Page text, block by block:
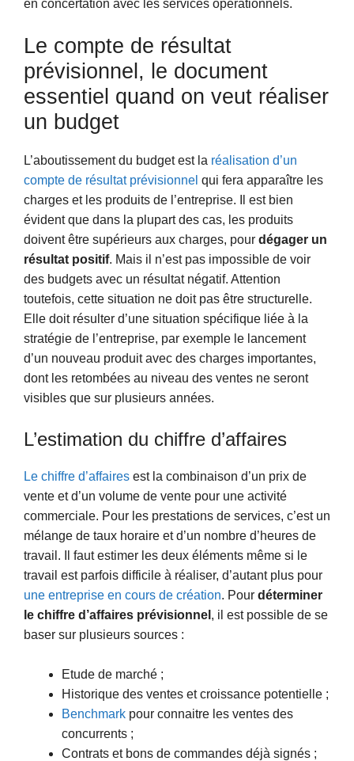
en concertation avec les services opérationnels.
Le compte de résultat
prévisionnel, le document
essentiel quand on veut réaliser
un budget
L’aboutissement du budget est la réalisation d’un
compte de résultat prévisionnel qui fera apparaître les
charges et les produits de l’entreprise. Il est bien
évident que dans la plupart des cas, les produits
doivent être supérieurs aux charges, pour dégager un
résultat positif. Mais il n’est pas impossible de voir
des budgets avec un résultat négatif. Attention
toutefois, cette situation ne doit pas être structurelle.
Elle doit résulter d’une situation spécifique liée à la
stratégie de l’entreprise, par exemple le lancement
d’un nouveau produit avec des charges importantes,
dont les retombées au niveau des ventes ne seront
visibles que sur plusieurs années.
L’estimation du chiffre d’affaires
Le chiffre d’affaires est la combinaison d’un prix de
vente et d’un volume de vente pour une activité
commerciale. Pour les prestations de services, c’est un
mélange de taux horaire et d’un nombre d’heures de
travail. Il faut estimer les deux éléments même si le
travail est parfois difficile à réaliser, d’autant plus pour
une entreprise en cours de création. Pour déterminer
le chiffre d’affaires prévisionnel , il est possible de se
baser sur plusieurs sources :
Etude de marché ;
Historique des ventes et croissance potentielle ;
Benchmark pour connaitre les ventes des
concurrents ;
Contrats et bons de commandes déjà signés ;